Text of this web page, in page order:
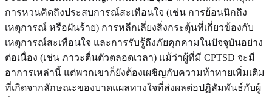
การหวนคิดถึงประสบการณ์สะเทือนใจ (เช่น การย้อนนึกถึง
เหตุการณ์ หรือฝันร้าย) การหลีกเลี่ยงสิ่งกระตุ้นที่เกี่ยวข้องกับ
เหตุการณ์สะเทือนใจ และการรับรู้ถึงภัยคุกคามในปัจจุบันอย่าง
ต่อเนื่อง (เช่น ภาวะตื่นตัวตลอดเวลา) แม้ว่าผู้ที่มี CPTSD จะมี
อาการเหล่านี้ แต่พวกเขาก็ยังต้องเผชิญกับความท้าทายเพิ่มเติม
ที่เกิดจากลักษณะของบาดแผลทางใจที่ส่งผลต่อปฏิสัมพันธ์กับผู้